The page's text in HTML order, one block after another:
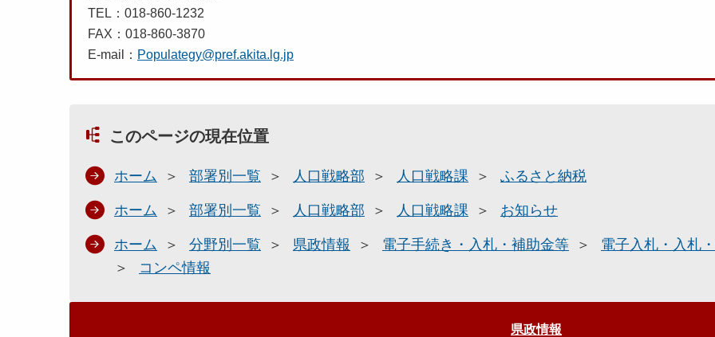
TEL：018-860-1232
FAX：018-860-3870
E-mail： Populategy@pref.akita.lg.jp
このページの現在位置
ホーム 部署別一覧 人口戦略部 人口戦略課 ふるさと納税
ホーム 部署別一覧 人口戦略部 人口戦略課 お知らせ
ホーム 分野別一覧 県政情報 電子手続き・入札・補助金等
電子入札・入札
コンペ情報
県政情報